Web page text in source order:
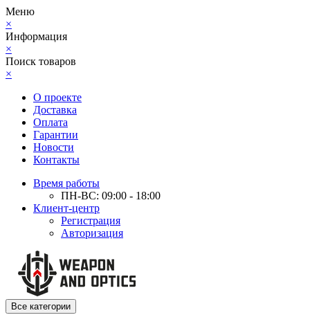
Меню
×
Информация
×
Поиск товаров
×
О проекте
Доставка
Оплата
Гарантии
Новости
Контакты
Время работы
ПН-ВС: 09:00 - 18:00
Клиент-центр
Регистрация
Авторизация
Все категории